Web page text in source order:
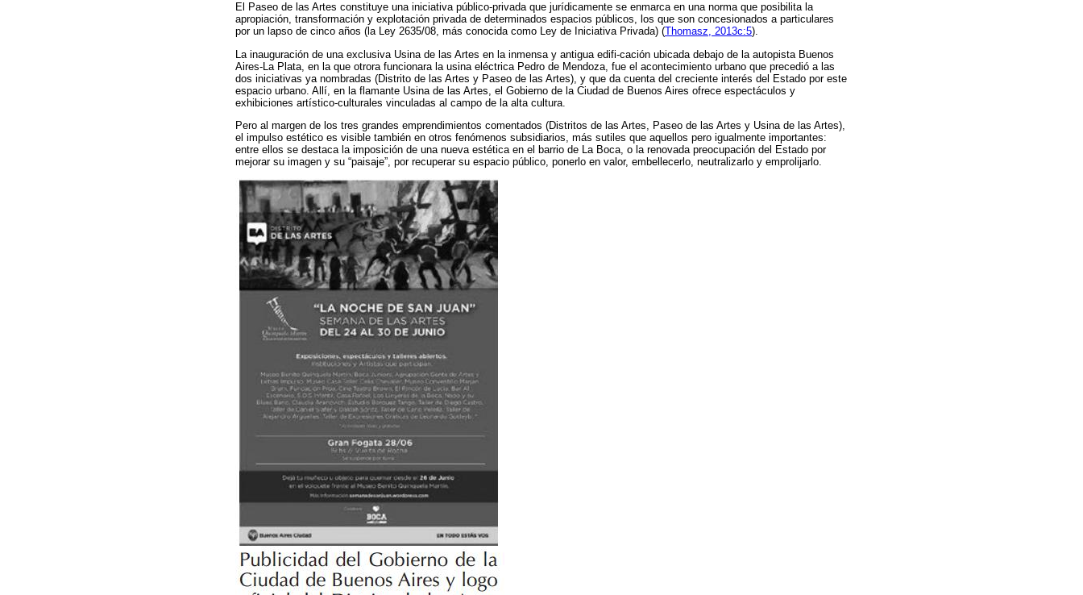
El Paseo de las Artes constituye una iniciativa público-privada que jurídicamente se enmarca en una norma que posibilita la
apropiación, transformación y explotación privada de determinados espacios públicos, los que son concesionados a particulares
por un lapso de cinco años (la Ley 2635/08, más conocida como Ley de Iniciativa Privada) (Thomasz, 2013c:5).
La inauguración de una exclusiva Usina de las Artes en la inmensa y antigua edifi-cación ubicada debajo de la autopista Buenos
Aires-La Plata, en la que otrora funcionara la usina eléctrica Pedro de Mendoza, fue el acontecimiento urbano que precedió a las
dos iniciativas ya nombradas (Distrito de las Artes y Paseo de las Artes), y que da cuenta del creciente interés del Estado por este
espacio urbano. Allí, en la flamante Usina de las Artes, el Gobierno de la Ciudad de Buenos Aires ofrece espectáculos y
exhibiciones artístico-culturales vinculadas al campo de la alta cultura.
Pero al margen de los tres grandes emprendimientos comentados (Distritos de las Artes, Paseo de las Artes y Usina de las Artes),
el impulso estético es visible también en otros fenómenos subsidiarios, más sutiles que aquellos pero igualmente importantes:
entre ellos se destaca la imposición de una nueva estética en el barrio de La Boca, o la renovada preocupación del Estado por
mejorar su imagen y su “paisaje”, por recuperarsu espacio público, ponerlo en valor, embellecerlo, neutralizarlo y emprolijarlo.